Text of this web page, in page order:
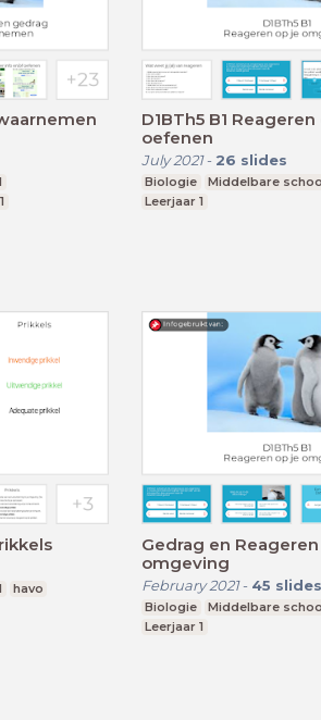
D1BTh5 B1
oefenen
July 2021- 26 slides
Biologie Middelbare
Leerjaar 1
havo
Gedrag en
omgeving
February 2021- 45 slides
Biologie Middelbare
Leerjaar 1